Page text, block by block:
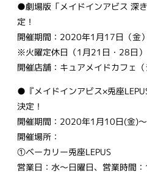
●劇場版「メイドインアビス 深
定！
開催期間：2020年1月17日（金
※火曜定休日（1月21日・28日）
開催店舗：キュアメイドカフェ（
●『メイドインアビス×兎座
決定！
開催期間：2020年1月10日(金)
開催場所：
①ベーカリー兎座LEPUS
営業日：水〜日曜日、営業時間